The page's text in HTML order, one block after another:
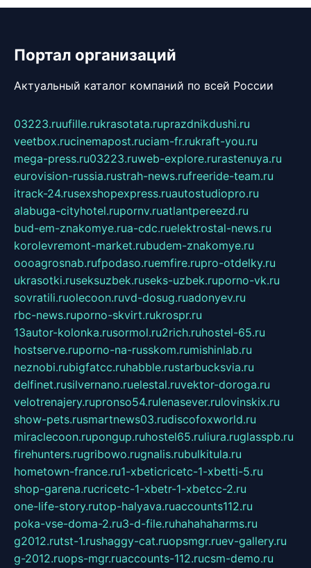
Портал организаций
Актуальный каталог компаний по всей России
03223.ruufille.rukrasotata.ruprazdnikdushi.ru
veetbox.rucinemapost.ruciam-fr.rukraft-you.ru
mega-press.ru03223.ruweb-explore.rurastenuya.ru
eurovision-russia.rustrah-news.rufreeride-team.ru
itrack-24.rusexshopexpress.ruautostudiopro.ru
alabuga-cityhotel.rupornv.ruatlantpereezd.ru
bud-em-znakomye.rua-cdc.ruelektrostal-news.ru
korolevremont-market.rubudem-znakomye.ru
oooagrosnab.rufpodaso.ruemfire.rupro-otdelky.ru
ukrasotki.ruseksuzbek.ruseks-uzbek.ruporno-vk.ru
sovratili.ruolecoon.ruvd-dosug.ruadonyev.ru
rbc-news.ruporno-skvirt.rukrospr.ru
13autor-kolonka.rusormol.ru2rich.ruhostel-65.ru
hostserve.ruporno-na-russkom.rumishinlab.ru
neznobi.rubigfatcc.ruhabble.rustarbucksvia.ru
delfinet.rusilvernano.ruelestal.ruvektor-doroga.ru
velotrenajery.rupronso54.rulenasever.rulovinskix.ru
show-pets.rusmartnews03.rudiscofoxworld.ru
miraclecoon.rupongup.ruhostel65.ruliura.ruglasspb.ru
firehunters.rugribowo.rugnalis.rubulkitula.ru
hometown-france.ru1-xbeticricetc-1-xbetti-5.ru
shop-garena.rucricetc-1-xbetr-1-xbetcc-2.ru
one-life-story.rutop-halyava.ruaccounts112.ru
poka-vse-doma-2.ru3-d-file.ruhahahaharms.ru
g2012.rutst-1.rushaggy-cat.ruopsmgr.ruev-gallery.ru
g-2012.ruops-mgr.ruaccounts-112.rucsm-demo.ru